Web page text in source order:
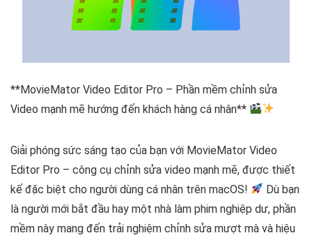
**MovieMator Video Editor Pro – Phần mềm chỉnh sửa
Video mạnh mẽ hướng đến khách hàng cá nhân**
Giải phóng sức sáng tạo của bạn với MovieMator Video
Editor Pro – công cụ chỉnh sửa video mạnh mẽ, được thiết
kế đặc biệt cho người dùng cá nhân trên macOS!
Dù bạn
là người mới bắt đầu hay một nhà làm phim nghiệp dư, phần
mềm này mang đến trải nghiệm chỉnh sửa mượt mà và hiệu